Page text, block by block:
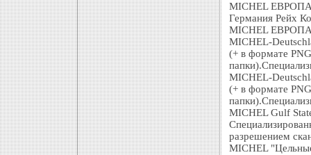
MICHEL ЕВРОПА
Германия Рейх
MICHEL ЕВРОПА
MICHEL-
(+ в формате
MICHEL-
(+ в формате
MICHEL Gulf
разрешением
MICHEL